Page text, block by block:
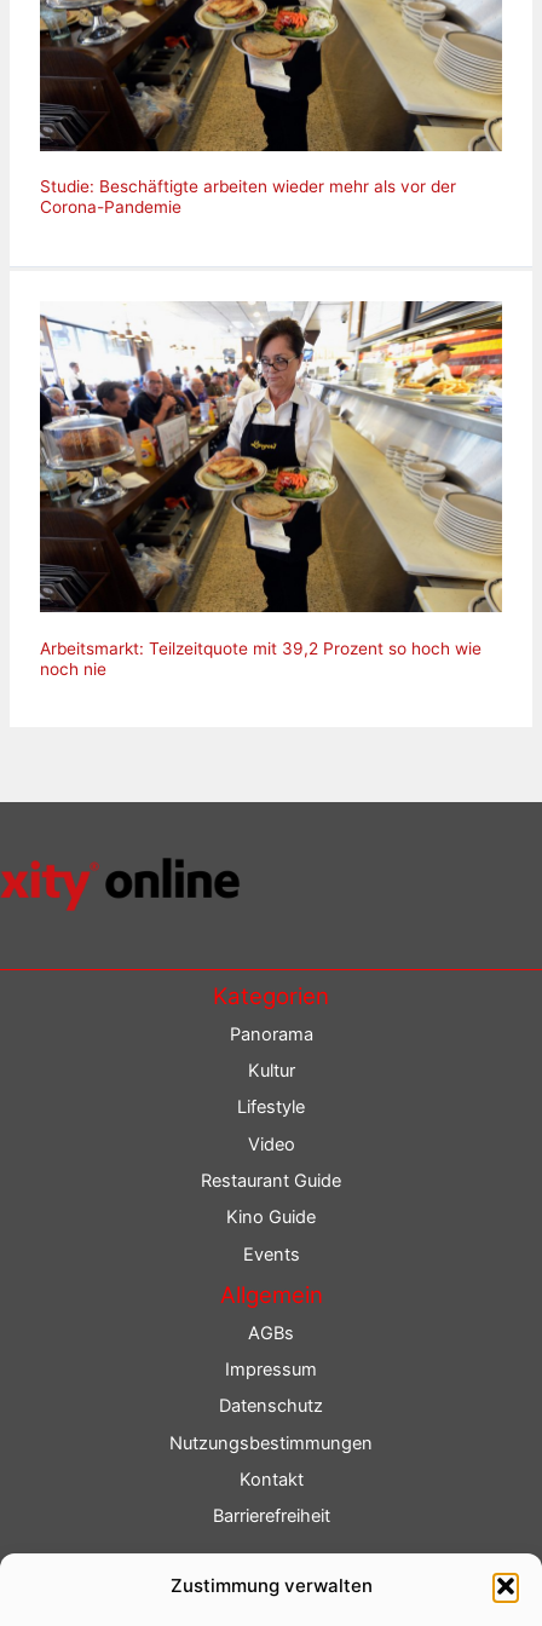
Zustimmung verwalten
Studie: Beschäftigte arbeiten wieder mehr als vor der
Corona-Pandemie
Arbeitsmarkt: Teilzeitquote mit 39,2 Prozent so hoch wie
noch nie
Kategorien
Panorama
Kultur
Lifestyle
Video
Restaurant Guide
Kino Guide
Events
Allgemein
AGBs
Impressum
Datenschutz
Nutzungsbestimmungen
Kontakt
Barrierefreiheit
Fotoservice